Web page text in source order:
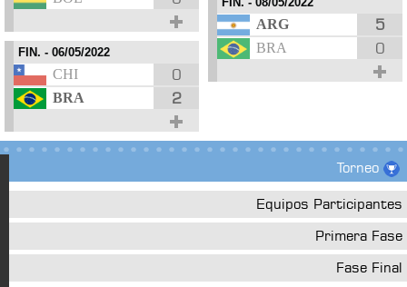
ARG 5
BRA 0
FIN. - 06/05/2022
CHI 0
BRA 2
Torneo
Equipos Participantes
Primera Fase
Fase Final